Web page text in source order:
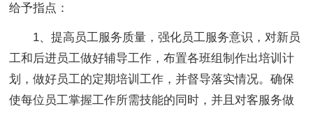
给予指点：
1、提高员工服务质量，强化员工服务意识，对新员
工和后进员工做好辅导工作，布置各班组制作出培训计
划，做好员工的定期培训工作，并督导落实情况。确保
使每位员工掌握工作所需技能的同时，并且对客服务做